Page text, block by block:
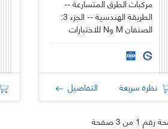
مركبات الطرق المتسارعة --
الطريقة الهندسية -- الجزء 3:
الصنفان M وN للاختبارات
نظرة سريعة التفاصيل
1 من 3 صفحة